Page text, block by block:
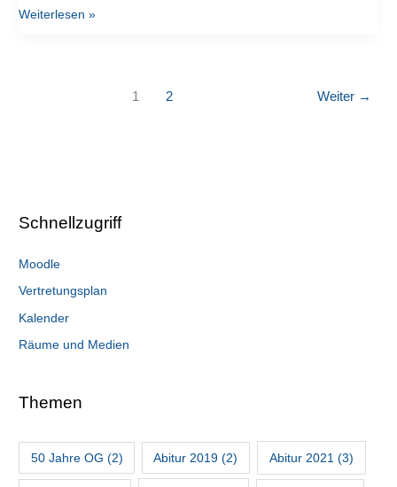
Weiterlesen »
1 2 Weiter →
Schnellzugriff
Moodle
Vertretungsplan
Kalender
Räume und Medien
Themen
50 Jahre OG (2) Abitur 2019 (2) Abitur 2021 (3)